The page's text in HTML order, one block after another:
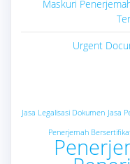
Maskuri
Urgent
Jasa Legalisasi Dokumen Jasa
Penerjemah